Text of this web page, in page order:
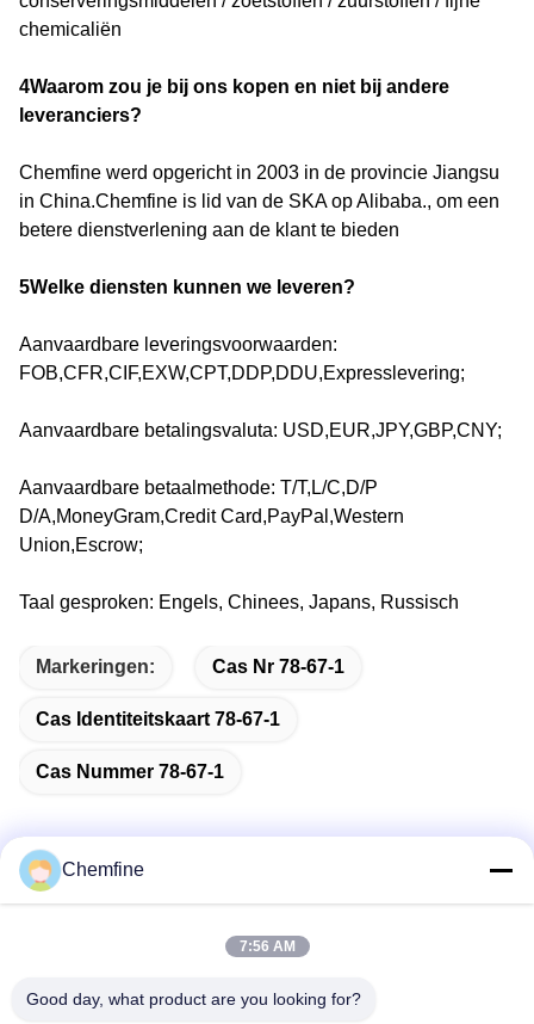
chemicaliën
4Waarom zou je bij ons kopen en niet bij andere
leveranciers?
Chemfine werd opgericht in 2003 in de provincie Jiangsu
in China.Chemfine is lid van de SKA op Alibaba., om een
betere dienstverlening aan de klant te bieden
5Welke diensten kunnen we leveren?
Aanvaardbare leveringsvoorwaarden:
FOB,CFR,CIF,EXW,CPT,DDP,DDU,Expresslevering;
Aanvaardbare betalingsvaluta: USD,EUR,JPY,GBP,CNY;
Aanvaardbare betaalmethode: T/T,L/C,D/P
D/A,MoneyGram,Credit Card,PayPal,Western
Union,Escrow;
Taal gesproken: Engels, Chinees, Japans, Russisch
Markeringen: Cas Nr 78-67-1
Cas Identiteitskaart 78-67-1
Cas Nummer 78-67-1
Zaal 924, Road van No.813 Yinxiu, Wuxi-Stad, Jiangsu,
Chemfine
7:56 AM
Good day, what product are you looking for?